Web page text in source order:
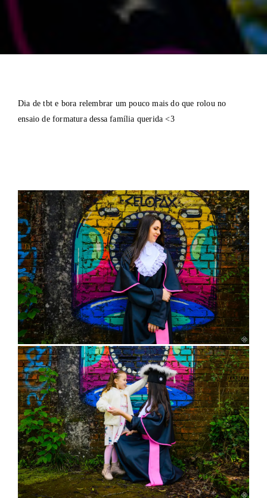
Dia de tbt e bora relembrar um pouco mais do que rolou no
ensaio de formatura dessa família querida <3